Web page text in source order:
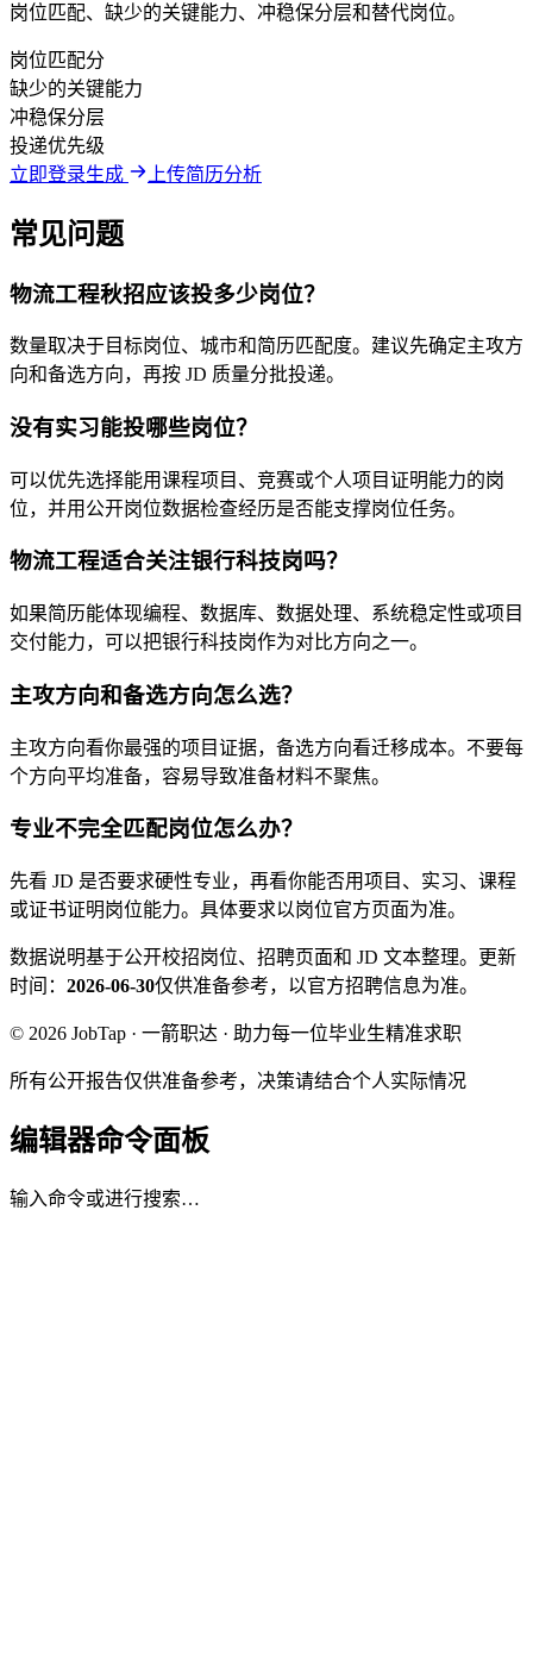
岗位匹配、缺少的关键能力、冲稳保分层和替代岗位。
岗位匹配分
缺少的关键能力
冲稳保分层
投递优先级
立即登录生成
上传简历分析
常见问题
物流工程秋招应该投多少岗位？
数量取决于目标岗位、城市和简历匹配度。建议先确定主攻方
向和备选方向，再按 JD 质量分批投递。
没有实习能投哪些岗位？
可以优先选择能用课程项目、竞赛或个人项目证明能力的岗
位，并用公开岗位数据检查经历是否能支撑岗位任务。
物流工程适合关注银行科技岗吗？
如果简历能体现编程、数据库、数据处理、系统稳定性或项目
交付能力，可以把银行科技岗作为对比方向之一。
主攻方向和备选方向怎么选？
主攻方向看你最强的项目证据，备选方向看迁移成本。不要每
个方向平均准备，容易导致准备材料不聚焦。
专业不完全匹配岗位怎么办？
先看 JD 是否要求硬性专业，再看你能否用项目、实习、课程
或证书证明岗位能力。具体要求以岗位官方页面为准。
数据说明基于公开校招岗位、招聘页面和 JD 文本整理。
更新
时间： 2026-06-30仅供准备参考，以官方招聘信息为准。
© 2026 JobTap · 一箭职达 · 助力每一位毕业生精准求职
所有公开报告仅供准备参考，决策请结合个人实际情况
编辑器命令面板
输入命令或进行搜索…